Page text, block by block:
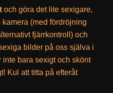
och göra det lite sexigare,
(med fördröjning
fjärrkontroll) och
bilder på oss själva i
bara sexigt och skönt
Kul att titta på efteråt